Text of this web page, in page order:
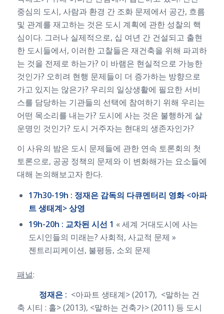
중심의 도시, 사람과 환경 간 조화 문제에서 공간, 흐름
및 관계를 재고하는 것은 도시 계획에 관한 성찰의 핵
심이다. 그러나 실제적으로, 십 여년 간 건설되고 출현
한 도시들에서, 이러한 고찰들은 재건축을 위해 파괴하
는 것을 전제로 하는가? 이 바램은 현실적으로 가능한
것인가? 오히려 현행 문제들이 더 증가하는 방향으로
가고 있지는 않은가? 우리의 일상생활에 필요한 서비
스를 담당하는 기관들의 선택에 참여하기 위해 우리는
어떤 목소리를 내는가? 도시에 사는 것은 불행하게 살
운명인 것인가? 도시 거주자는 현대의 생존자인가?
이 사유의 밤은 도시 문제들에 관한 연속 토론회의 첫
토론으로, 공공 정책의 문제와 이 변화해가는 요소들에
대해 논의해보고자 한다.
17h30-19h : 정재은 감독의 다큐멘터리 영화 <아파
트생태계>상영
19h-20h : 교차된 시선 1 « 세계 거대도시에 사는
도시인들의 미래는? 사회적, 사교적 문제 »
젠트리피케이션, 불평등, 소외 문제
패널:
정재은 : <아파트 생태계> (2017), <말하는 건
축 시티 : 홀> (2013), <말하는 건축가> (2011) 등 도시